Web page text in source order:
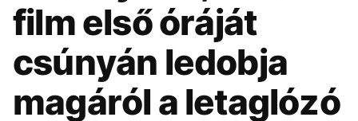
KÖZÉLET UTAZÁS
ÉLETMÓD DESIGN
BESZÉLGETÉSEK ARCOK
VIDEÓ TÖRTÉNETEK
film első óráját
csúnyán ledobja
magáról a letaglózó